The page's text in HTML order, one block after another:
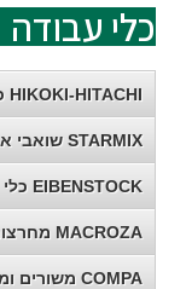
כלי עבודה
HIKOKI-HITACHI כלי עבודה וגינון
STARMIX שואבי אבק תעשייתיים רוטטים
EIBENSTOCK כלי עבודה ייעודיים לענף הבניה
MACROZA מחרצות איטונג
COMPA משורים ומכונות מקצועיות לעיבוד עץ